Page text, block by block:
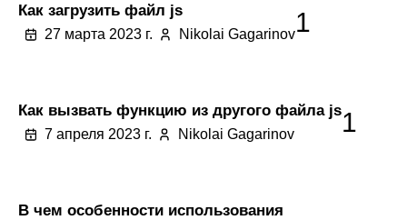
Как загрузить файл js
27 марта 2023 г. Nikolai Gagarinov1
Как вызвать функцию из другого файла js
7 апреля 2023 г. Nikolai Gagarinov 1
В чем особенности использования